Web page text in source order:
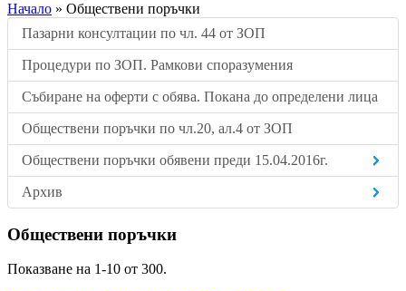
Начало » Обществени поръчки
Пазарни консултации по чл. 44 от ЗОП
Процедури по ЗОП. Рамкови споразумения
Събиране на оферти с обява. Покана до определени лица
Обществени поръчки по чл.20, ал.4 от ЗОП
Обществени поръчки обявени преди 15.04.2016г.
Архив
Обществени поръчки
Показване на 1-10 от 300.